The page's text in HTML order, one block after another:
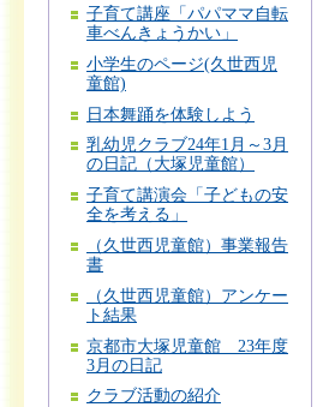
子育て講座「パパママ自転
車べんきょうかい」
小学生のページ(久世西児
童館)
日本舞踊を体験しよう
乳幼児クラブ24年1月～3月
の日記（大塚児童館）
子育て講演会「子どもの安
全を考える」
（久世西児童館）事業報告
書
（久世西児童館）アンケー
ト結果
京都市大塚児童館 23年度
3月の日記
クラブ活動の紹介